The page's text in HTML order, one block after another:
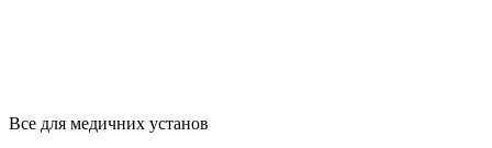
Все для медичних установ